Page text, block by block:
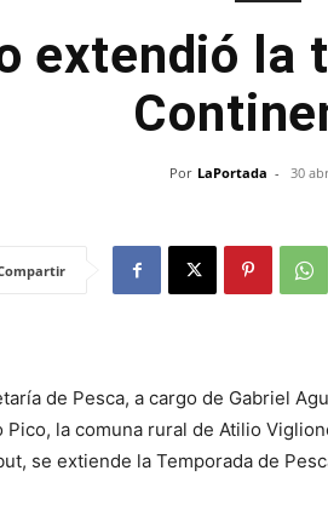
extendió la
Por LaPortada - 30
de Pesca, a cargo de Gabriel
la comuna rural de Atilio
se extiende la Temporada de